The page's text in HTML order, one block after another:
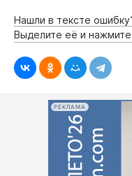
Нашли в тексте
Выделите её и
РЕКЛАМА